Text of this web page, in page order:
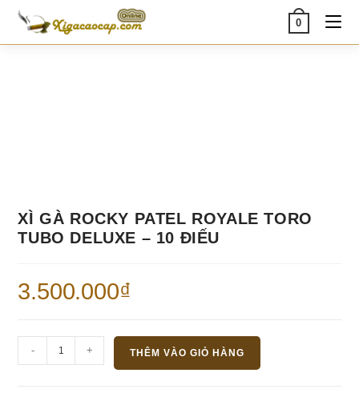
Skip
content
0
XÌ GÀ ROCKY PATEL ROYALE TORO
TUBO DELUXE – 10 ĐIẾU
3.500.000₫
gà
- + THÊM VÀO GIỎ HÀNG